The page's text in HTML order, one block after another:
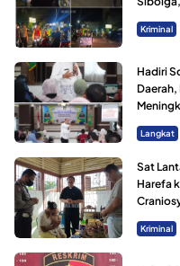
Kriminal
Hadiri
Daerah,
Langkat
Sat
Harefa
Kriminal